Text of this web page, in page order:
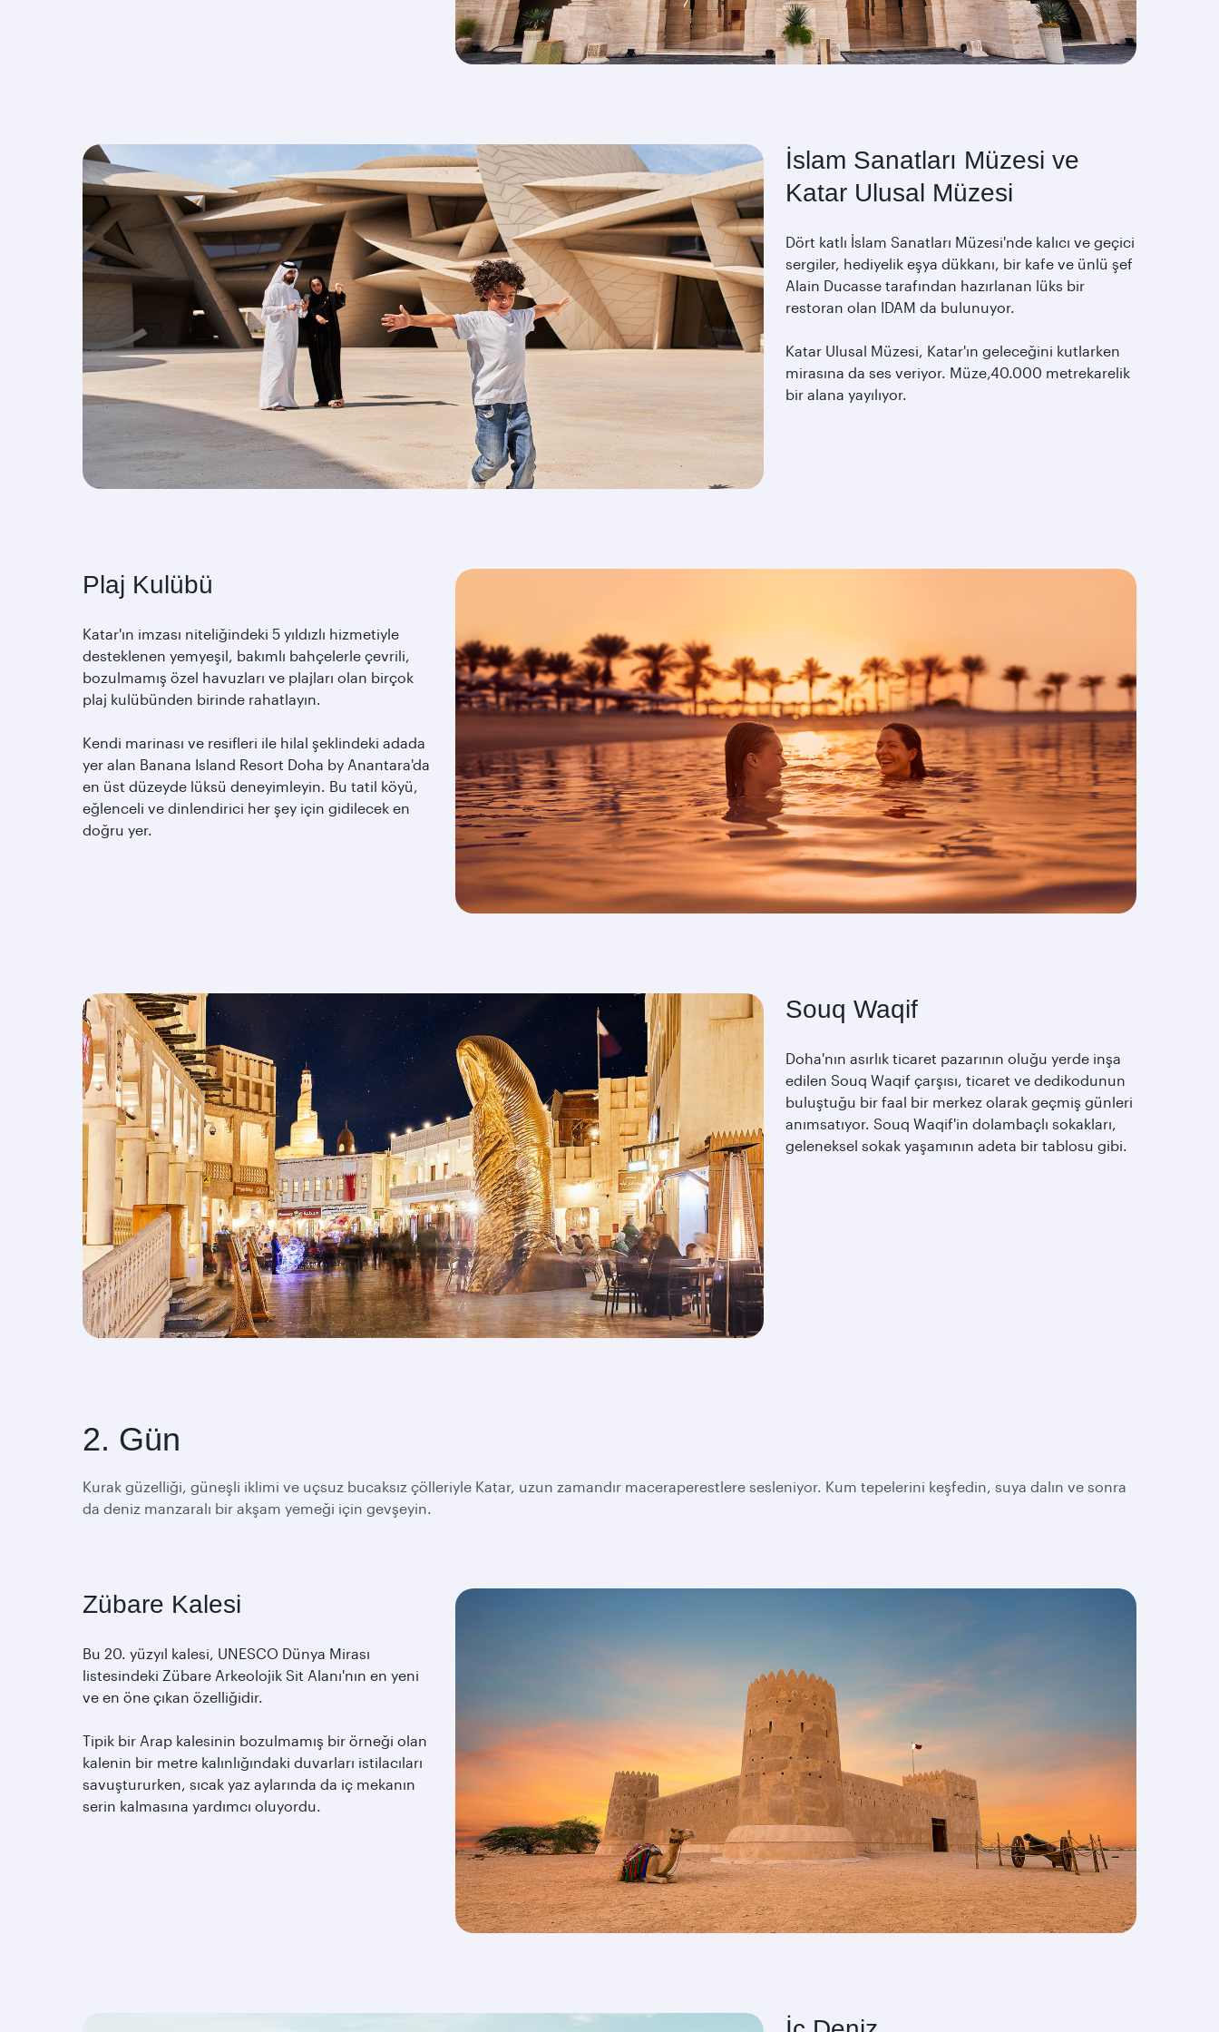
İslam Sanatları Müzesi ve
Katar Ulusal Müzesi
Dört katlı İslam Sanatları Müzesi'nde kalıcı ve geçici
sergiler, hediyelik eşya dükkanı, bir kafe ve ünlü şef
Alain Ducasse tarafından hazırlanan lüks bir
restoran olan IDAM da bulunuyor.
Katar Ulusal Müzesi, Katar'ın geleceğini kutlarken
mirasına da ses veriyor. Müze,40.000 metrekarelik
bir alana yayılıyor.
Plaj Kulübü
Katar'ın imzası niteliğindeki 5 yıldızlı hizmetiyle
desteklenen yemyeşil, bakımlı bahçelerle çevrili,
bozulmamış özel havuzları ve plajları olan birçok
plaj kulübünden birinde rahatlayın.
Kendi marinası ve resifleri ile hilal şeklindeki adada
yer alan Banana Island Resort Doha by Anantara'da
en üst düzeyde lüksü deneyimleyin. Bu tatil köyü,
eğlenceli ve dinlendirici her şey için gidilecek en
doğru yer.
Souq Waqif
Doha'nın asırlık ticaret pazarının oluğu yerde inşa
edilen Souq Waqif çarşısı, ticaret ve dedikodunun
buluştuğu bir faal bir merkez olarak geçmiş günleri
anımsatıyor. Souq Waqif'in dolambaçlı sokakları,
geleneksel sokak yaşamının adeta bir tablosu gibi.
2. Gün
Kurak güzelliği, güneşli iklimi ve uçsuz bucaksız çölleriyle Katar, uzun zamandır maceraperestlere sesleniyor. Kum tepelerini keşfedin, suya dalın ve sonra
da deniz manzaralı bir akşam yemeği için gevşeyin.
Zübare Kalesi
Bu 20. yüzyıl kalesi, UNESCO Dünya Mirası
listesindeki Zübare Arkeolojik Sit Alanı'nın en yeni
ve en öne çıkan özelliğidir.
Tipik bir Arap kalesinin bozulmamış bir örneği olan
kalenin bir metre kalınlığındaki duvarları istilacıları
savuştururken, sıcak yaz aylarında da iç mekanın
serin kalmasına yardımcı oluyordu.